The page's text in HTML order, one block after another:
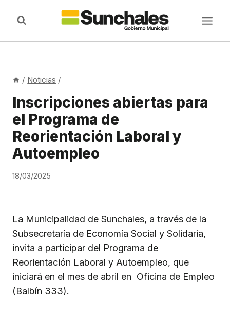
/ Noticias /
Inscripciones abiertas para
el Programa de
Reorientación Laboral y
Autoempleo
18/03/2025
La Municipalidad de Sunchales, a través de la
Subsecretaría de Economía Social y Solidaria,
invita a participar del Programa de
Reorientación Laboral y Autoempleo, que
iniciará en el mes de abril en Oficina de Empleo
(Balbín 333).